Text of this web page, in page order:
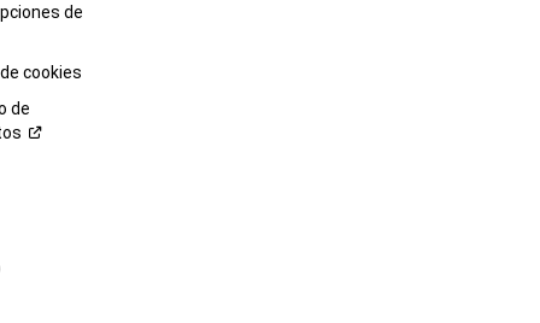
de
cookies
de